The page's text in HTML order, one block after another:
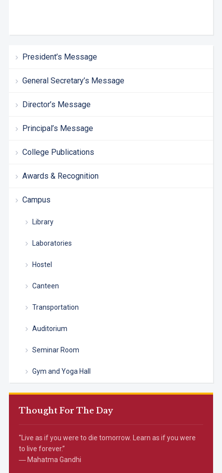
President’s Message
General Secretary’s Message
Director’s Message
Principal’s Message
College Publications
Awards & Recognition
Campus
Library
Laboratories
Hostel
Canteen
Transportation
Auditorium
Seminar Room
Gym and Yoga Hall
Thought For The Day
"Live as if you were to die tomorrow. Learn as if you were
to live forever.”
― Mahatma Gandhi